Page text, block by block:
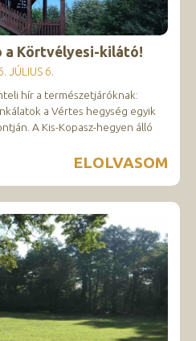
a Körtvélyesi-kilátó!
JÚLIUS 6.
hír a természetjáróknak:
a Vértes hegység egyik
A Kis-Kopasz-hegyen álló
ELOLVASOM